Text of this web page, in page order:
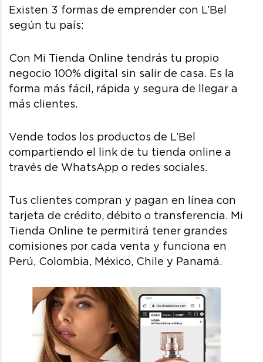
Existen 3 formas de emprender con L’Bel
según tu país:
Con Mi Tienda Online tendrás tu propio
negocio 100% digital sin salir de casa. Es la
forma más fácil, rápida y segura de llegar a
más clientes.
Vende todos los productos de L’Bel
compartiendo el link de tu tienda online a
través de WhatsApp o redes sociales.
Tus clientes compran y pagan en línea con
tarjeta de crédito, débito o transferencia. Mi
Tienda Online te permitirá tener grandes
comisiones por cada venta y funciona en
Perú, Colombia, México, Chile y Panamá.